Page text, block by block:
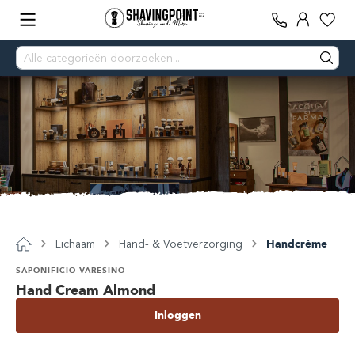
Lichaam Hand- & Voetverzorging Handcrème
Hand Cream Almond
SAPONIFICIO VARESINO
Inloggen